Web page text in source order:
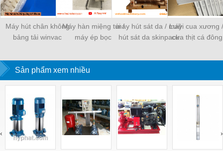
Máy hút chân không
bảng tải winvac
Máy hàn miệng túi /
máy ép bọc
máy hút sát da / máy
hút sát da skinpack
Lưỡi cua xương
cưa thịt cá
Sản phẩm xem nhiều
‹ ›